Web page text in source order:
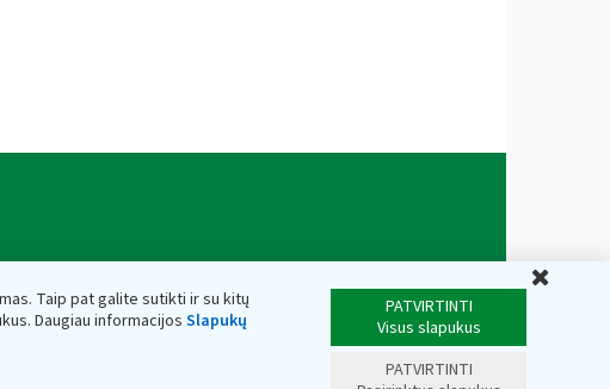
Taip pat galite sutikti ir su kitų
Daugiau informacijos Slapukų
PATVIRTINTI
Visus slapukus
PATVIRTINTI